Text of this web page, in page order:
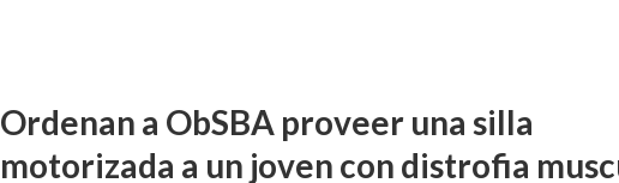
Ordenan a ObSBA proveer una silla
motorizada a un joven con distrofia